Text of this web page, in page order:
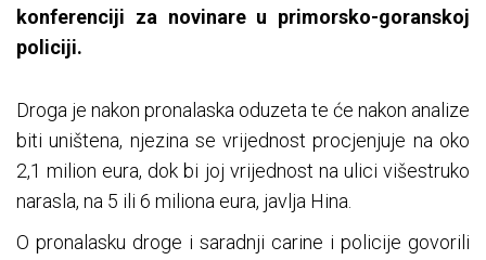
konferenciji za novinare u primorsko-goranskoj
policiji.
Droga je nakon pronalaska oduzeta te će nakon analize
biti uništena, njezina se vrijednost procjenjuje na oko
2,1 milion eura, dok bi joj vrijednost na ulici višestruko
narasla, na 5 ili 6 miliona eura, javlja Hina.
O pronalasku droge i saradnji carine i policije govorili